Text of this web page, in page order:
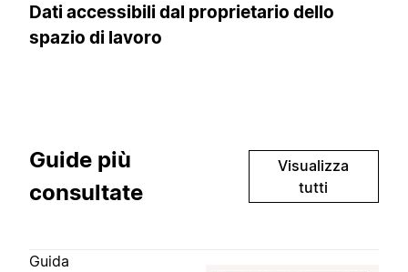
Dati accessibili dal proprietario dello
spazio di lavoro
Guide più
consultate
Visualizza
tutti
Guida